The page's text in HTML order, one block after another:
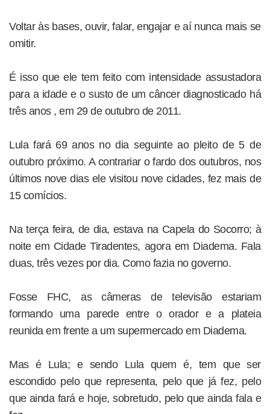
Voltar às bases, ouvir, falar, engajar e aí nunca mais se
omitir.
É isso que ele tem feito com intensidade assustadora
para a idade e o susto de um câncer diagnosticado há
três anos , em 29 de outubro de 2011.
Lula fará 69 anos no dia seguinte ao pleito de 5 de
outubro próximo. A contrariar o fardo dos outubros, nos
últimos nove dias ele visitou nove cidades, fez mais de
15 comícios.
Na terça feira, de dia, estava na Capela do Socorro; à
noite em Cidade Tiradentes, agora em Diadema. Fala
duas, três vezes por dia. Como fazia no governo.
Fosse FHC, as câmeras de televisão estariam
formando uma parede entre o orador e a plateia
reunida em frente a um supermercado em Diadema.
Mas é Lula; e sendo Lula quem é, tem que ser
escondido pelo que representa, pelo que já fez, pelo
que ainda fará e hoje, sobretudo, pelo que ainda fala e